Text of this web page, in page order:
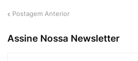
Postagem Anterior
Assine Nossa Newsletter